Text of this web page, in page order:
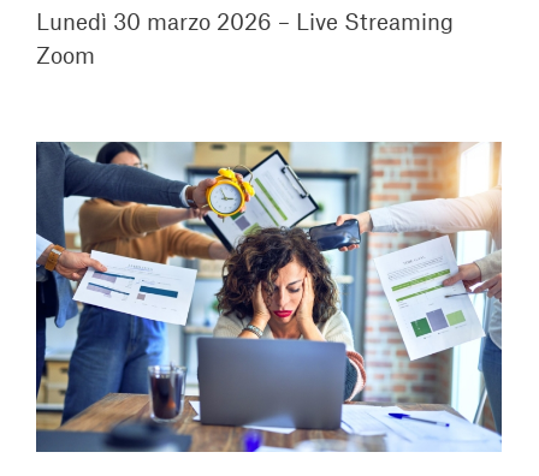
Lunedì 30 marzo 2026 – Live Streaming
Zoom